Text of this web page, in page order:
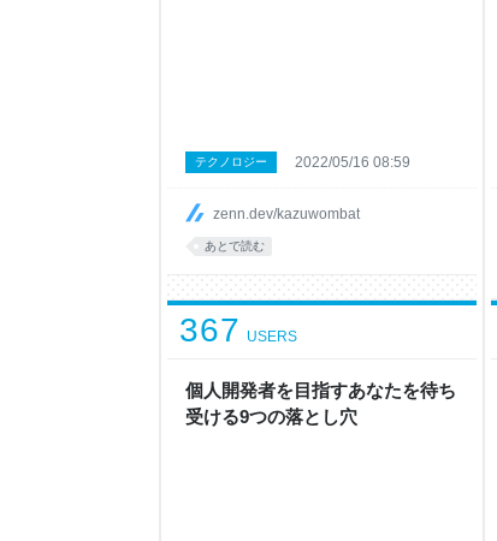
zenn.dev/kazuwombat
テクノロジー 2022/05/16 08:59
あとで読む
個人開発者を目指すあなたを待ち
受ける9つの落とし穴
367 USERS